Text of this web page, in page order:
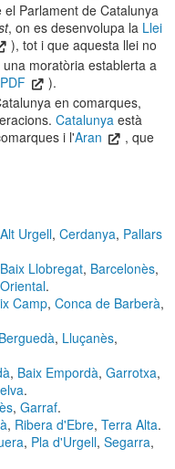
Parlament de Catalunya
, on es desenvolupa la Llei
), tot i que aquesta llei no
moratòria establerta a
PDF ).
en comarques,
Catalunya està
i l'Aran
, que
Alt Urgell, Cerdanya, Pallars
Baix Llobregat, Barcelonès,
.
Camp, Conca de Barberà,
Berguedà, Lluçanès,
, Baix Empordà, Garrotxa,
.
, Garraf.
, Ribera d'Ebre, Terra Alta.
, Pla d'Urgell, Segarra,